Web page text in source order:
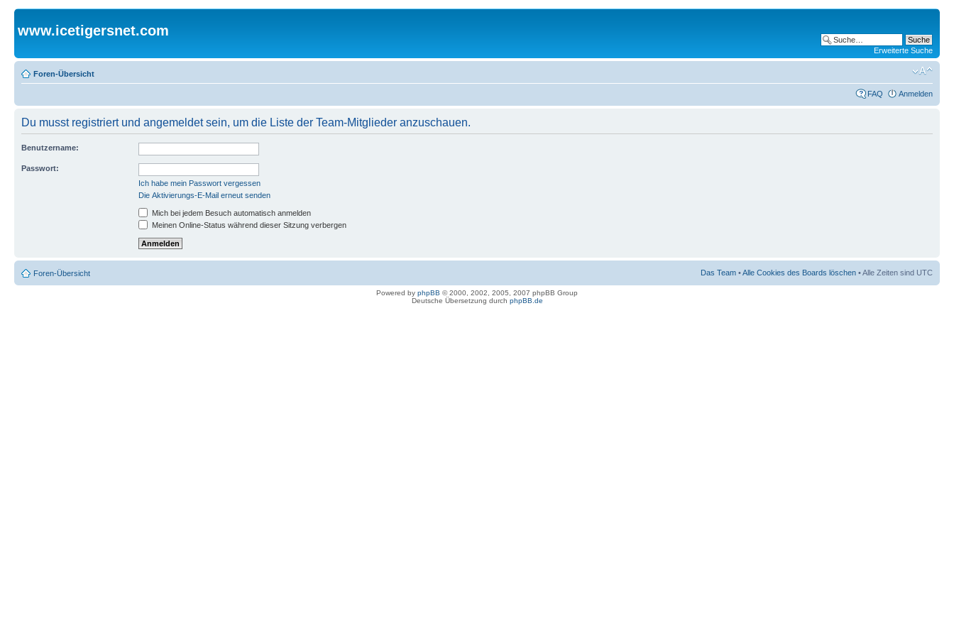
www.icetigersnet.com
Erweiterte Suche
Foren-Übersicht
FAQ Anmelden
Du musst registriert und angemeldet sein, um die Liste der Team-Mitglieder anzuschauen.
Benutzername:
Passwort:
Ich habe mein Passwort vergessen
Die Aktivierungs-E-Mail erneut senden
Mich bei jedem Besuch automatisch anmelden
Meinen Online-Status während dieser Sitzung verbergen
Foren-Übersicht Das Team •Alle Cookies des Boards löschen • Alle Zeiten sind UTC
Powered by phpBB © 2000, 2002, 2005, 2007 phpBB Group
Deutsche Übersetzung durch phpBB.de